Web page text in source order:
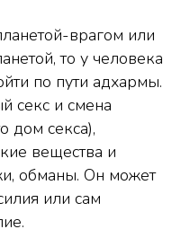
врагом или
то у человека
по пути адхармы.
секс и смена
дом секса),
вещества и
обманы. Он может
или сам